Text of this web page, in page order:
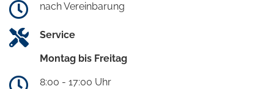
nach Vereinbarung
Service
Montag bis Freitag
8:00 - 17:00 Uhr